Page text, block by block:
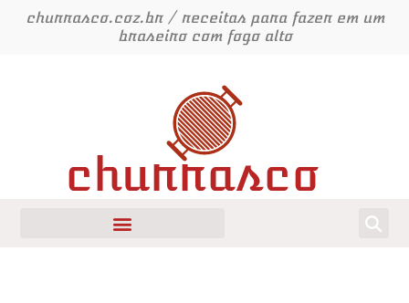
churrasco.coz.br / receitas para fazer em um
braseiro com fogo alto
churrasco